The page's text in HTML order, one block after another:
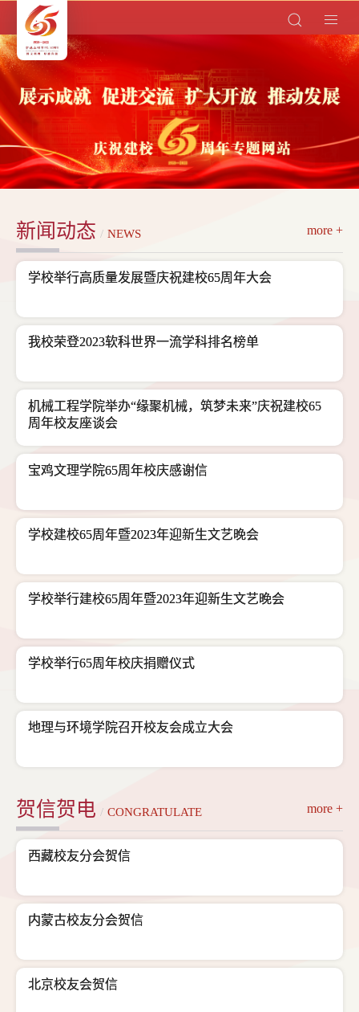
新闻动态 / NEWS more +
学校举行高质量发展暨庆祝建校65周年大会
我校荣登2023软科世界一流学科排名榜单
机械工程学院举办“缘聚机械，筑梦未来”庆祝建校65
周年校友座谈会
宝鸡文理学院65周年校庆感谢信
学校建校65周年暨2023年迎新生文艺晚会
学校举行建校65周年暨2023年迎新生文艺晚会
学校举行65周年校庆捐赠仪式
地理与环境学院召开校友会成立大会
贺信贺电 / CONGRATULATE more +
西藏校友分会贺信
内蒙古校友分会贺信
北京校友会贺信